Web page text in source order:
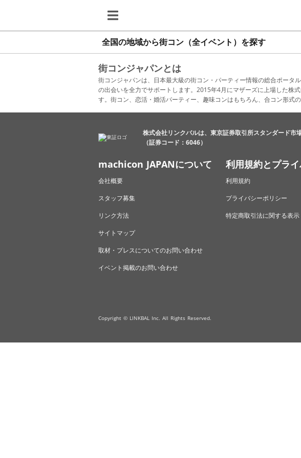
全国の地域から街コン（全イベント）を探す
街コンジャパンとは
街コンジャパンは、日本最大級の街コン・パーティー情報の総合ポータ
の出会いを全力でサポートします。2015年4月にマザーズに上場した株
す。街コン、恋活・婚活パーティー、趣味コンはもちろん、合コン形式
株式会社リンクバルは、東京証券取引所スタンダード市
（証券コード：6046）
machicon JAPANについて
会社概要
スタッフ募集
リンク方法
サイトマップ
取材・プレスについてのお問い合わせ
イベント掲載のお問い合わせ
利用規約とプラ
利用規約
プライバシーポリシー
特定商取引法に関する表示
Copyright © LINKBAL Inc. All Rights Reserved.